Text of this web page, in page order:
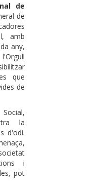
de
de
amb
any,
que
de
la
d'odi.
i
pot